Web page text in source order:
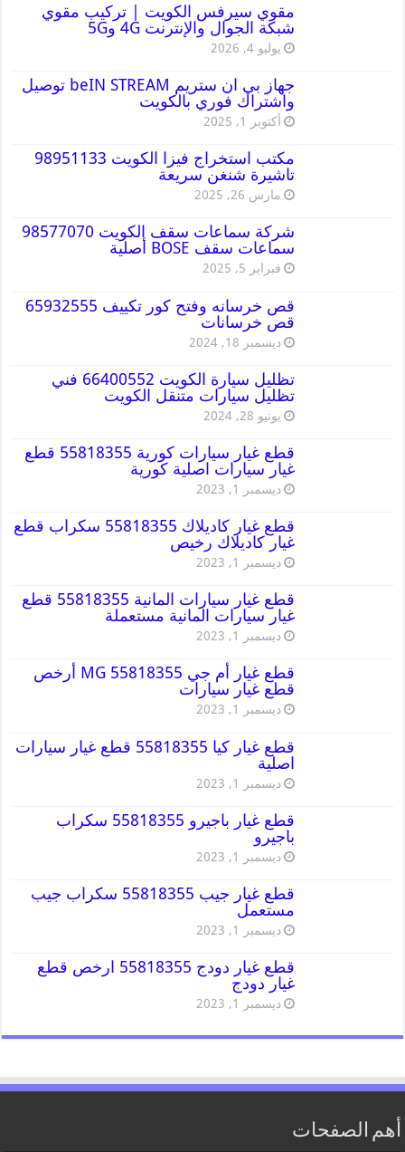
مقوي سيرفس الكويت | تركيب مقوي
شبكة الجوال والإنترنت 4G و5G
يوليو 4, 2026
جهاز بي ان ستريم beIN STREAM توصيل
واشتراك فوري بالكويت
أكتوبر 1, 2025
مكتب استخراج فيزا الكويت 98951133
تاشيرة شنغن سريعة
مارس 26, 2025
شركة سماعات سقف الكويت 98577070
سماعات سقف BOSE أصلية
فبراير 5, 2025
قص خرسانه وفتح كور تكييف 65932555
قص خرسانات
ديسمبر 18, 2024
تظليل سيارة الكويت 66400552 فني
تظليل سيارات متنقل الكويت
يونيو 28, 2024
قطع غيار سيارات كورية 55818355 قطع
غيار سيارات اصلية كورية
ديسمبر 1, 2023
قطع غيار كاديلاك 55818355 سكراب قطع
غيار كاديلاك رخيص
ديسمبر 1, 2023
قطع غيار سيارات المانية 55818355 قطع
غيار سيارات المانية مستعملة
ديسمبر 1, 2023
قطع غيار أم جي MG 55818355 أرخص
قطع غيار سيارات
ديسمبر 1, 2023
قطع غيار كيا 55818355 قطع غيار سيارات
اصلية
ديسمبر 1, 2023
قطع غيار باجيرو 55818355 سكراب
باجيرو
ديسمبر 1, 2023
قطع غيار جيب 55818355 سكراب جيب
مستعمل
ديسمبر 1, 2023
قطع غيار دودج 55818355 ارخص قطع
غيار دودج
ديسمبر 1, 2023
أهم الصفحات